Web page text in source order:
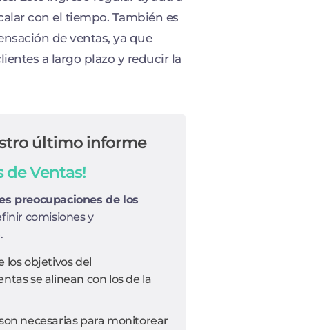
con el tiempo. También es
de ventas, ya que
a largo plazo y reducir la
último informe
de Ventas!
preocupaciones de los
comisiones y
los objetivos del
se alinean con los de la
necesarias para monitorear